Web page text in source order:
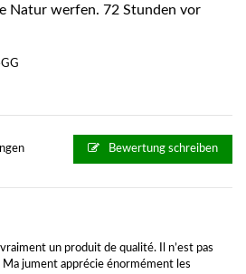
Natur werfen. 72 Stunden vor
Bewertung schreiben
un produit de qualité. Il n’est pas
jument apprécie énormément les